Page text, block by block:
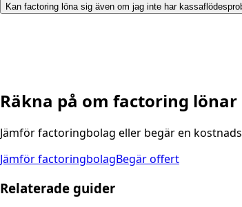
Kan factoring löna sig även om jag inte har
Räkna på om factoring lönar
Jämför factoringbolag eller begär en
Jämför factoringbolagBegär offert
Relaterade guider